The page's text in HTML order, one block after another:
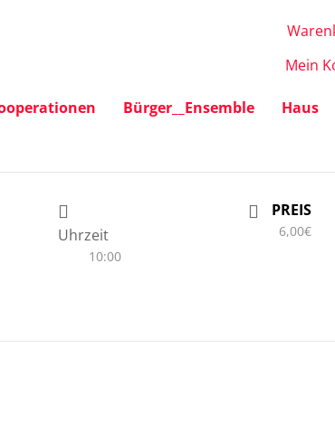
Mein
Bürger__Ensemble Haus
Uhrzeit
10:00
PREIS
6,00€